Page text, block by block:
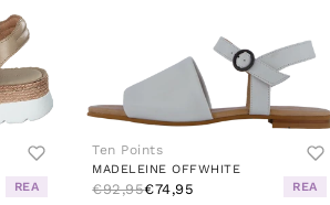
REA
Ten Points
MADELEINE OFFWHITE
€92,95€74,95 REA